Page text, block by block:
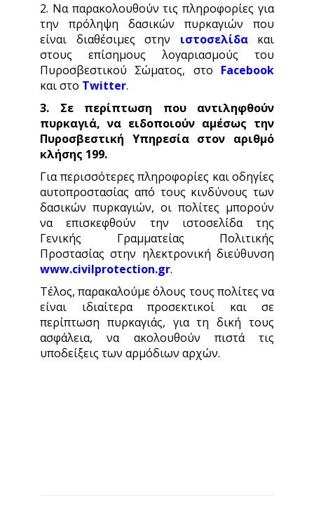
2. Να παρακολουθούν τις πληροφορίες για
την πρόληψη δασικών πυρκαγιών που
είναι διαθέσιμες στην ιστοσελίδα
και
στους επίσημους λογαριασμούς του
Πυροσβεστικού Σώματος, στο Facebook
και στο Twitter.
3. Σε περίπτωση που αντιληφθούν
πυρκαγιά, να ειδοποιούν αμέσως την
Πυροσβεστική Υπηρεσία στον αριθμό
κλήσης 199.
Για περισσότερες πληροφορίες και οδηγίες
αυτοπροστασίας από τους κινδύνους των
δασικών πυρκαγιών, οι πολίτες μπορούν
να επισκεφθούν την ιστοσελίδα της
Γενικής Γραμματείας Πολιτικής
Προστασίας στην ηλεκτρονική διεύθυνση
www.civilprotection.gr.
Τέλος, παρακαλούμε όλους τους πολίτες να
είναι ιδιαίτερα προσεκτικοί και σε
περίπτωση πυρκαγιάς, για τη δική τους
ασφάλεια, να ακολουθούν πιστά τις
υποδείξεις των αρμόδιων αρχών.